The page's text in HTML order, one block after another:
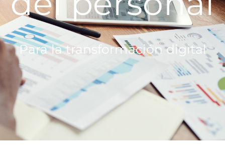
Para la transformación digital